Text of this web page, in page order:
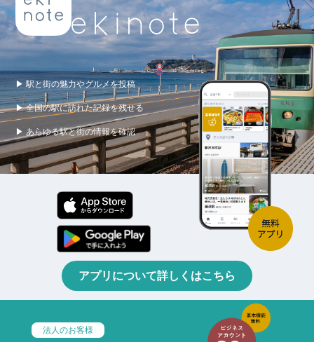
▶ 駅と街の魅力やグルメを投稿
▶ 全国の駅に訪れた記録を残せる
▶ あらゆる駅と街の情報を確認
アプリについて詳しくはこちら
法人のお客様